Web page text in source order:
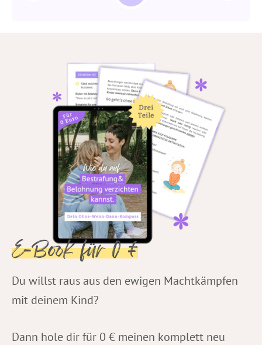
E-Book für 0 €
Du willst raus aus den ewigen Machtkämpfen
mit deinem Kind?
Dann hole dir für 0 € meinen komplett neu